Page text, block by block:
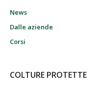
News
Dalle aziende
Corsi
COLTURE PROTETTE